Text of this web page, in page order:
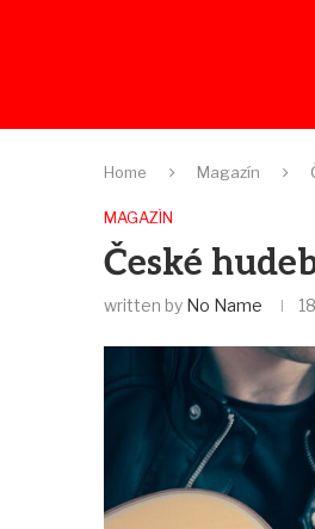
Home Magazín
MAGAZÍN
České
written by No Name